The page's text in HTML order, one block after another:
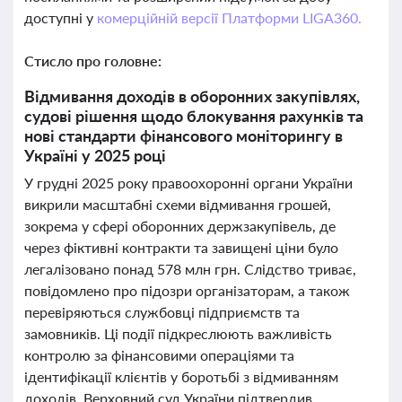
доступні у комерційній версії Платформи LIGA360.
Стисло про головне:
Відмивання доходів в оборонних закупівлях,
судові рішення щодо блокування рахунків та
нові стандарти фінансового моніторингу в
Україні у 2025 році
У грудні 2025 року правоохоронні органи України
викрили масштабні схеми відмивання грошей,
зокрема у сфері оборонних держзакупівель, де
через фіктивні контракти та завищені ціни було
легалізовано понад 578 млн грн. Слідство триває,
повідомлено про підозри організаторам, а також
перевіряються службовці підприємств та
замовників. Ці події підкреслюють важливість
контролю за фінансовими операціями та
ідентифікації клієнтів у боротьбі з відмиванням
доходів. Верховний суд України підтвердив